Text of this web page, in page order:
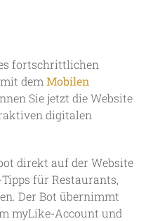
fortschrittlichen
mit dem Mobilen
Sie jetzt die Website
digitalen
direkt auf der Website
für Restaurants,
Der Bot übernimmt
myLike-Account und